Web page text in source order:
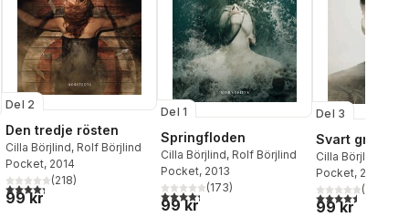
röster:
Del 2
Den tredje rösten
Cilla Börjlind, Rolf Börjlind
Pocket, 2014
4,3utav 5 stjärnor. Totalt antal röster:
(218)
99 kr
Del 1
Springfloden
Cilla Börjlind, Rolf Börjlind
Pocket, 2013
4,3utav 5 stjärnor. Totalt antal röster:
(173)
99 kr
Del 3
Svart gryning
Cilla Börjlind
Pocket, 2015
4,5utav 5(
99 kr